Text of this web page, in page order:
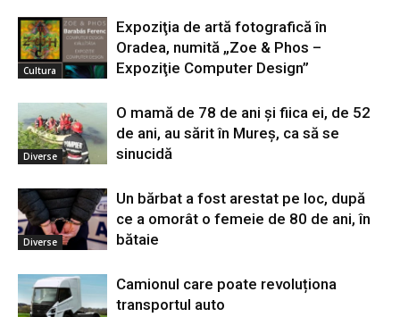
Cultura
Expoziţia de artă fotografică în
Oradea, numită „Zoe & Phos –
Expoziţie Computer Design”
Diverse
O mamă de 78 de ani și fiica ei, de 52
de ani, au sărit în Mureș, ca să se
sinucidă
Diverse
Un bărbat a fost arestat pe loc, după
ce a omorât o femeie de 80 de ani, în
bătaie
Camionul care poate revoluționa
transportul auto